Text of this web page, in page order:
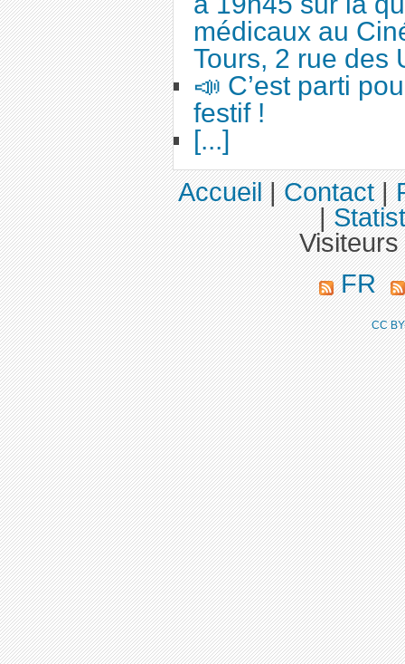
médicaux au
Tours, 2 rue des
📣 C’est parti
festif !
[...]
Accueil|Contact|
|
FR
CC